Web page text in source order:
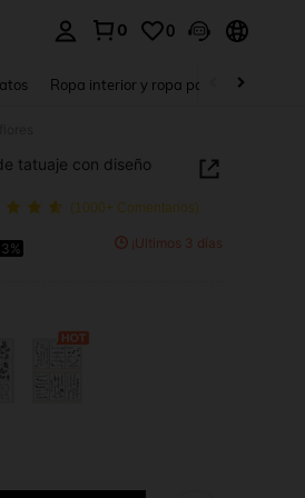
0 0
Ropa interior y ropa para dormir
tatuaje con diseño
(1000+ Comentarios)
¡Últimos 3 días